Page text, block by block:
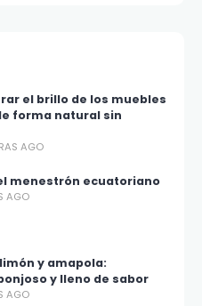
el brillo de los muebles
forma natural sin
AGO
menestrón ecuatoriano
AGO
y amapola:
y lleno de sabor
AGO